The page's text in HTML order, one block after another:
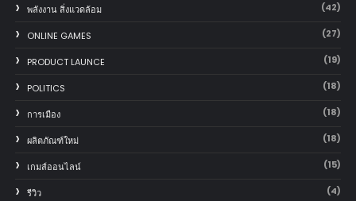
พลังงาน สิ่งแวดล้อม (42)
ONLINE GAMES (27)
PRODUCT LAUNCE (19)
POLITICS (18)
การเมือง (18)
ผลิตภัณฑ์ใหม่ (18)
เกมส์ออนไลน์ (15)
รีวิว (4)